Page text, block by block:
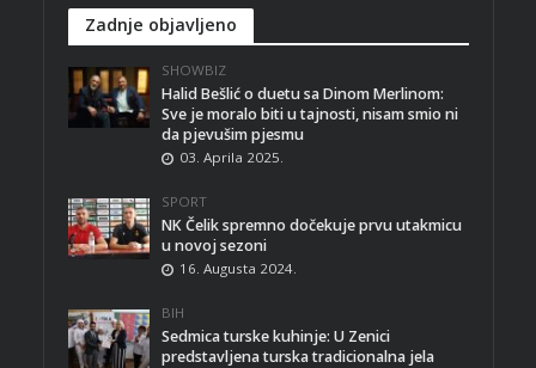
Zadnje objavljeno
SHOWBIZ
Halid Bešlić o duetu sa Dinom Merlinom:
Sve je moralo biti u tajnosti, nisam smio ni
da pjevušim pjesmu
03. Aprila 2025.
SPORT
NK Čelik spremno dočekuje prvu utakmicu
u novoj sezoni
16. Augusta 2024.
BIH
Sedmica turske kuhinje: U Zenici
predstavljena turska tradicionalna jela